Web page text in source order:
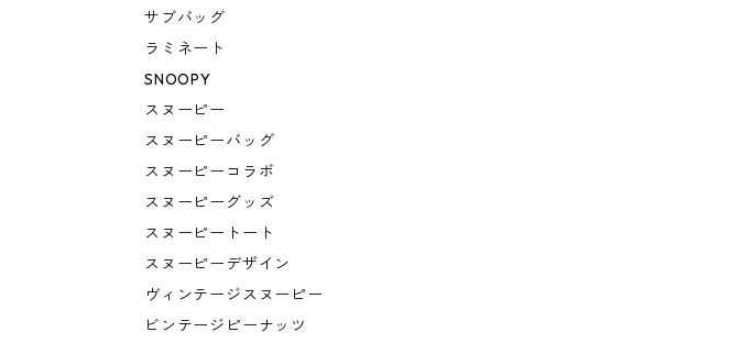
サブバッグ
ラミネート
SNOOPY
スヌーピー
スヌーピーバッグ
スヌーピーコラボ
スヌーピーグッズ
スヌーピートート
スヌーピーデザイン
ヴィンテージスヌーピー
ビンテージピーナッツ